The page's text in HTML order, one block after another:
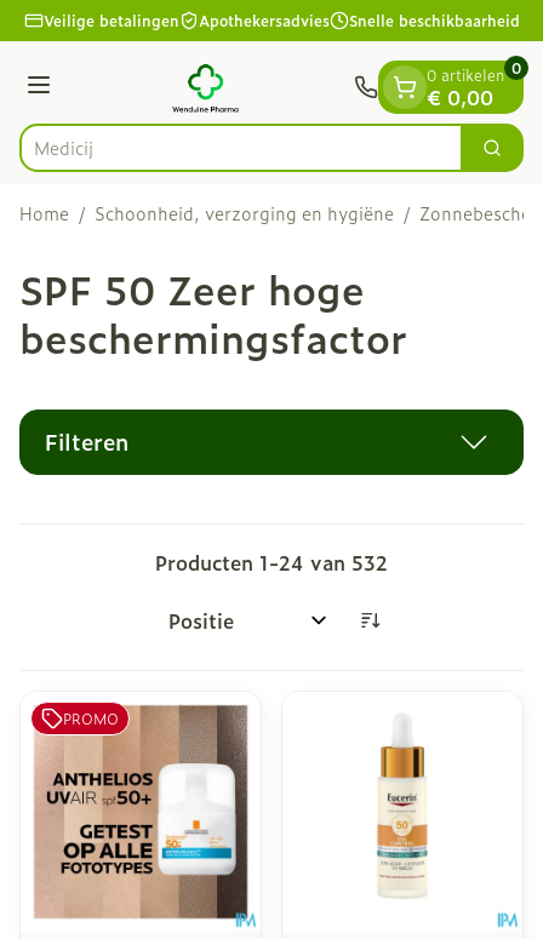
Ga naar de inhoud
1 van 1
Veilige betalingen Apothekersadvies Snelle beschikbaarheid
Menu
Product, merk, categorie... Zoek
0 artikelen
€ 0,00
0
Home / Schoonheid, verzorging en hygiëne /
SPF 50 Zeer hoge
beschermingsfactor
Filteren
Producten 1-24 van 532
Sorteer op:
PROMO